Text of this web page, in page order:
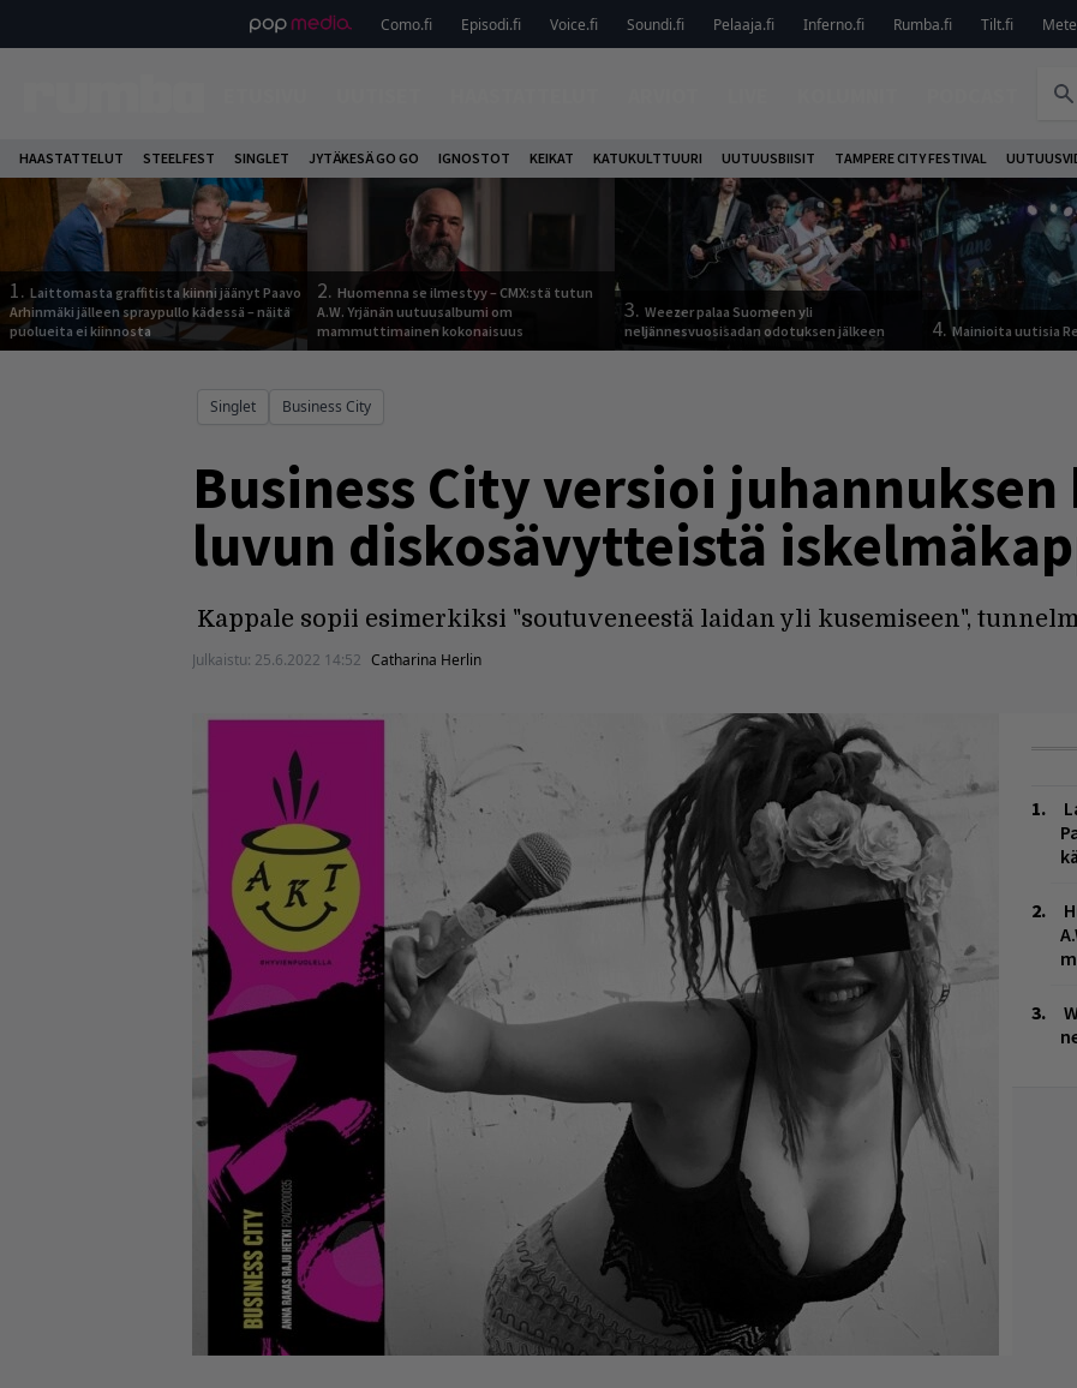
Como.fi Episodi.fi Voice.fi Soundi.fi Pelaaja.fi Inferno.fi Rumba.fi Tilt.fi
HAASTATTELUT STEELFEST SINGLET JYTÄKESÄ GO GO IGNOSTOT KEIKAT KATUKULTTUURI UUTUUSBIISIT TAMPERE CITY FESTIVAL
1. Laittomasta graffitista kiinni jäänyt Paavo
Arhinmäki jälleen spraypullo kädessä – näitä
puolueita ei kiinnosta
2. Huomenna se ilmestyy – CMX:stä tutun
A.W. Yrjänän uutuusalbumi om
mammuttimainen kokonaisuus
3. Weezer palaa Suomeen yli
neljännesvuosisadan odotuksen jälkeen
4.Mainioita uutisia
Singlet Business City
Business City versioi
luvun diskosävytteistä
Kappale sopii esimerkiksi "soutuveneestä laidan yli kusemiseen",
Julkaistu: 25.6.2022 14:52 Catharina Herlin